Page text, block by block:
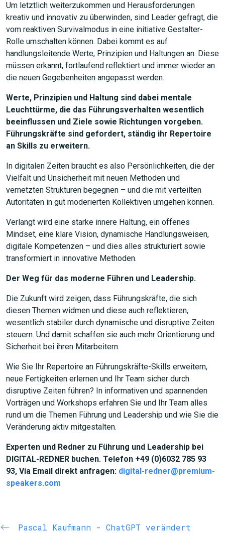
Um letztlich weiterzukommen und Herausforderungen
kreativ und innovativ zu überwinden, sind Leader gefragt, die
vom reaktiven Survivalmodus in eine initiative Gestalter-
Rolle umschalten können. Dabei kommt es auf
handlungsleitende Werte, Prinzipien und Haltungen an. Diese
müssen erkannt, fortlaufend reflektiert und immer wieder an
die neuen Gegebenheiten angepasst werden.
Werte, Prinzipien und Haltung sind dabei mentale
Leuchttürme, die das Führungsverhalten wesentlich
beeinflussen und Ziele sowie Richtungen vorgeben.
Führungskräfte sind gefordert, ständig ihr Repertoire
an Skills zu erweitern.
In digitalen Zeiten braucht es also Persönlichkeiten, die der
Vielfalt und Unsicherheit mit neuen Methoden und
vernetzten Strukturen begegnen – und die mit verteilten
Autoritäten in gut moderierten Kollektiven umgehen können.
Verlangt wird eine starke innere Haltung, ein offenes
Mindset, eine klare Vision, dynamische Handlungsweisen,
digitale Kompetenzen – und dies alles strukturiert sowie
transformiert in innovative Methoden.
Der Weg für das moderne Führen und Leadership.
Die Zukunft wird zeigen, dass Führungskräfte, die sich
diesen Themen widmen und diese auch reflektieren,
wesentlich stabiler durch dynamische und disruptive Zeiten
steuern. Und damit schaffen sie auch mehr Orientierung und
Sicherheit bei ihren Mitarbeitern.
Wie Sie Ihr Repertoire an Führungskräfte-Skills erweitern,
neue Fertigkeiten erlernen und Ihr Team sicher durch
disruptive Zeiten führen? In informativen und spannenden
Vorträgen und Workshops erfahren Sie und Ihr Team alles
rund um die Themen Führung und Leadership und wie Sie die
Veränderung aktiv mitgestalten.
Experten und Redner zu Führung und Leadership bei
DIGITAL-REDNER buchen. Telefon +49 (0)6032 785 93
93, Via Email direkt anfragen: digital-redner@premium-
speakers.com
Pascal Kaufmann - ChatGPT verändert
JETZT SUCHEN